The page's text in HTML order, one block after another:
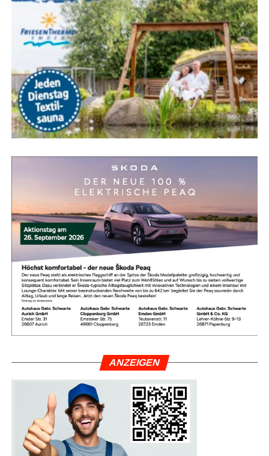
Sicher­heit, Ser­vice und exzel­len­tes
Preis-Leistungs-Verhältnis
Die Tür­kei punk­tet im inter­na­tio­na­len Ver­gleich unver­än­
dert mit einem her­aus­ra­gen­den Preis-Leis­tungs-Ver­hält­
nis. Selbst hoch­klas­si­ge 5‑S­ter­ne-Resorts mit umfang­rei­
chem Ser­vice­an­ge­bot sind oft deut­lich güns­ti­ger als ver­
gleich­ba­re Anla­gen in ande­ren Mit­tel­meer­re­gio­nen.
Attrak­ti­ve Früh­bu­cher-Rabat­te und spe­zi­ell kal­ku­lier­te
Um Ent­täu­schun­gen zu ver­mei­den, emp­fiehlt sich die
Nut­zung geprüf­ter Bewer­tungs­por­ta­le. Wer auf aktu­el­le
Aus­zeich­nun­gen ach­tet und Erfah­rungs­be­rich­te ande­rer
Kun­den gezielt liest, mini­miert Risi­ken und fin­det exakt
das Hotel, das zu den Bedürf­nis­sen der eige­nen Rei­se­
kon­stel­la­ti­on passt.
Fazit: Mit rich­ti­ger Pla­nung zum
per­fek­ten Familienurlaub
Die Tür­kei bleibt eine abso­lu­te Erst­emp­feh­lung für Fami­li­
der und fas­zi­nie­ren­de kul­tu­rel­le High­lights mit­ein­an­der
ver­bin­den möch­ten. Die Erfolgs­for­mel für den per­fek­ten
Urlaub lau­tet: recht­zei­tig pla­nen, auf ent­schei­den­de Aus­
stat­tungs­merk­ma­le ach­ten und Früh­bu­cher- sowie Flex-
Optio­nen sichern. Dann steht einer erhol­sa­men Aus­zeit
voll unver­gess­li­cher Momen­te nichts im Wege.
ANZEI­GEN